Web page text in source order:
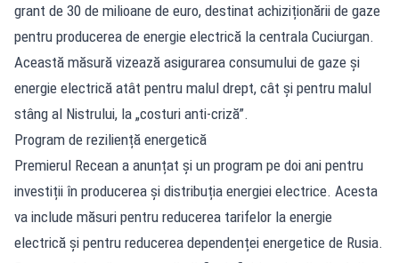
grant de 30 de milioane de euro, destinat achiziționării de gaze
pentru producerea de energie electrică la centrala Cuciurgan.
Această măsură vizează asigurarea consumului de gaze și
energie electrică atât pentru malul drept, cât și pentru malul
stâng al Nistrului, la „costuri anti-criză”.
Program de reziliență energetică
Premierul Recean a anunțat și un program pe doi ani pentru
investiții în producerea și distribuția energiei electrice. Acesta
va include măsuri pentru reducerea tarifelor la energie
electrică și pentru reducerea dependenței energetice de Rusia.